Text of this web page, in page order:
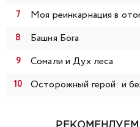
Башня Бога
Сомали и Дух леса